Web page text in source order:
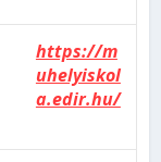
https://m
uhelyiskol
a.edir.hu/